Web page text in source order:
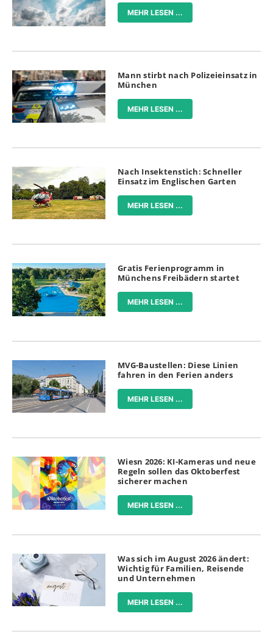
MEHR LESEN ...
Mann stirbt nach Polizeieinsatz in
München
MEHR LESEN ...
Nach Insektenstich: Schneller
Einsatz im Englischen Garten
MEHR LESEN ...
Gratis Ferienprogramm in
Münchens Freibädern startet
MEHR LESEN ...
MVG-Baustellen: Diese Linien
fahren in den Ferien anders
MEHR LESEN ...
Wiesn 2026: KI-Kameras und neue
Regeln sollen das Oktoberfest
sicherer machen
MEHR LESEN ...
Was sich im August 2026 ändert:
Wichtig für Familien, Reisende
und Unternehmen
MEHR LESEN ...